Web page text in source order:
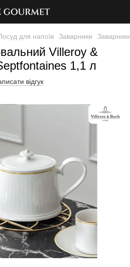
для напоїв Заварники
Villeroy &
1,1 л
відгук